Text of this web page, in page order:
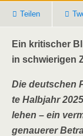
Tei­len
Ein kri­ti­scher
in schwie­ri­gen
Die deut­schen
te Halb­jahr
le­hen – ein
genaue­rer